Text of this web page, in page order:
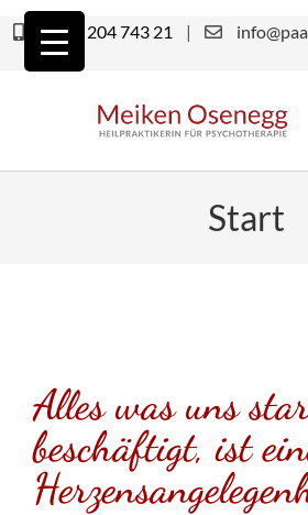
0151 204 743 21 |
Start
Alles was uns
beschäftigt, ist